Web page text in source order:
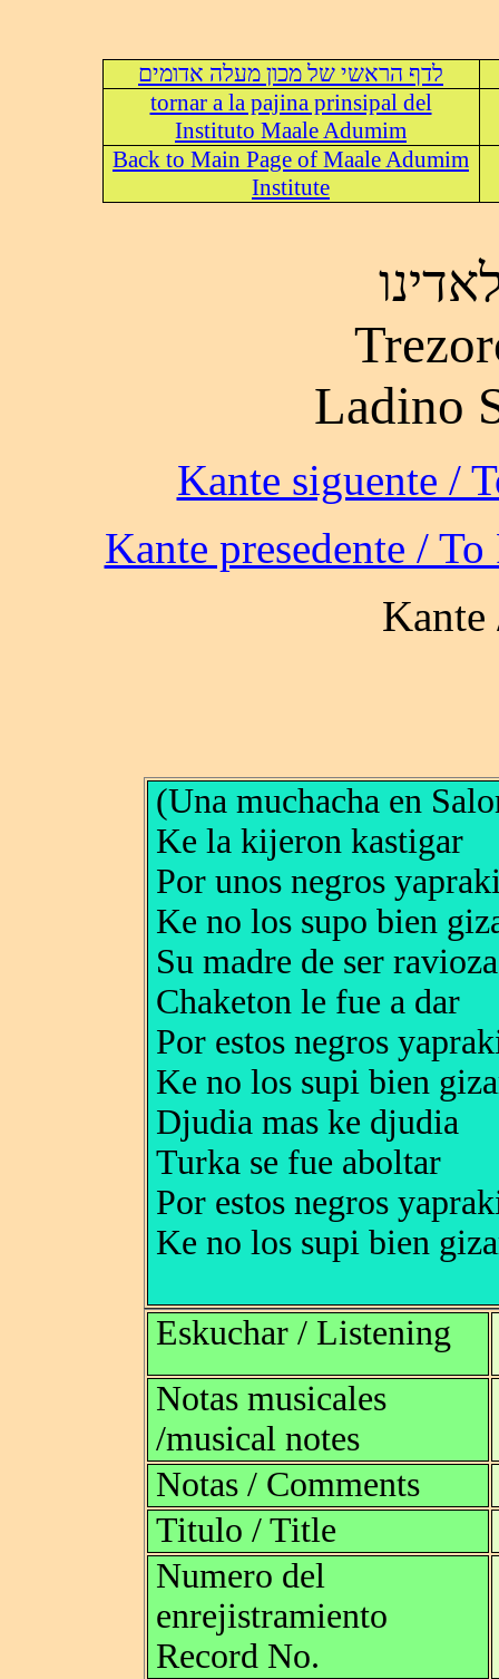
לדף הראשי של מכון מעלה אדומים
tornar a la pajina prinsipal del
Instituto Maale Adumim
Back to Main Page of Maale Adumim
Institute
Ladino
(Una muchacha en
Ke la kijeron kastigar
Por unos negros
Ke no los supo bien
Su madre de ser ravioza
Chaketon le fue a dar
Por estos negros
Ke no los supi bien
Djudia mas ke djudia
Turka se fue aboltar
Por estos negros
Ke no los supi bien
Eskuchar / Listening
Notas musicales
/musical notes
Notas / Comments
Titulo / Title
Numero del
enrejistramiento
Record No.